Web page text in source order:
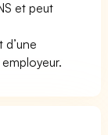
et peut